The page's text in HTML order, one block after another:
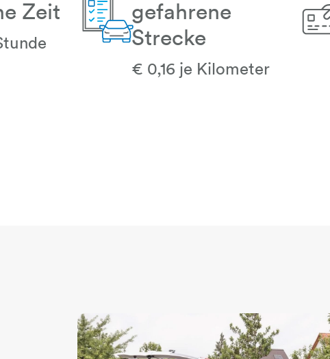
Zeit
clipboard-auto
gefahrene
Strecke
€ 0,16 je Kilometer